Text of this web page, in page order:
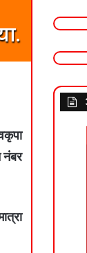
नंबर